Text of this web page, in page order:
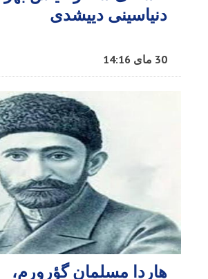
دنیاسینی دییشدی
30 مای 14:16
هاردا مسلمان گؤرورم،